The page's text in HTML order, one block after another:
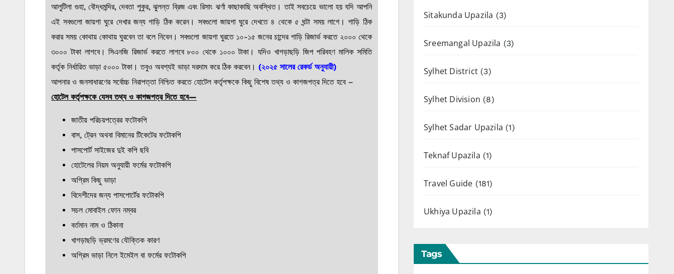
আলুটিলা গুহা, বৌদ্ধমন্দির, দেবতা পুকুর, ঝুলন্ত ব্রিজ এবং রিসাং ঝর্ণা কাছাকাছি অবস্থিত। তাই সবচেয়ে ভালো হয় যদি আপনি
এই সবগুলো জায়গা ঘুরে দেখার জন্য গাড়ি ঠিক করেন। সবগুলো জায়গা ঘুরে দেখতে ৪ থেকে ৫ ঘন্টা সময় লাগে। গাড়ি ঠিক
করার সময় কোথায় কোথায় ঘুরবেন তা বলে নিবেন। সবগুলো জায়গা ঘুরতে ১০-১৫ জনের চান্দের গাড়ি রিজার্ভ করতে ২০০০ থেকে
৩০০০ টাকা লাগবে। সিএনজি রিজার্ভ করতে লাগবে ৮০০ থেকে ১০০০ টাকা। যদিও খাগড়াছড়ি জিপ পরিবহণ মালিক সমিতি
কর্তৃক নির্ধারিত ভাড়া ৫০০০ টাকা। তবুও অবশ্যই ভাড়া দরদাম করে ঠিক করবেন। (২০২৫ সালের রেকর্ড অনুযায়ী)
আপনার ও জনসাধারণের সর্বোচ্চ নিরাপত্তা নিশ্চিত করতে হোটেল কর্তৃপক্ষকে কিছু বিশেষ তথ্য ও কাগজপত্র দিতে হবে –
হোটেল কর্তৃপক্ষকে যেসব তথ্য ও কাগজপত্র দিতে হবে—
জাতীয় পরিচয়পত্রের ফটোকপি
বাস, ট্রেন অথবা বিমানের টিকেটের ফটোকপি
পাসপোর্ট সাইজের দুই কপি ছবি
হোটেলের নিয়ম অনুযায়ী ফর্মের ফটোকপি
অগ্রিম কিছু ভাড়া
বিদেশীদের জন্য পাসপোর্টের ফটোকপি
সচল মোবাইল ফোন নম্বর
বর্তমান নাম ও ঠিকানা
খাগড়াছড়ি ভ্রমণের যৌক্তিক কারণ
অগ্রিম ভাড়া নিলে ইমেইল বা ফর্মের ফটোকপি
Sitakunda Upazila (3)
Sreemangal Upazila (3)
Sylhet District (3)
Sylhet Division (8)
Sylhet Sadar Upazila (1)
Teknaf Upazila (1)
Travel Guide (181)
Ukhiya Upazila (1)
Tags